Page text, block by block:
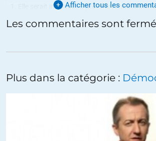
1. Elle serait inefficace à prévenir
en France, puisque ça serait plus risqués pour
3. Elle permettrait au gouvernement d’interdire
n’importe quelle personne partie en voyage
susceptible d’avoir un lien avec le Djihad, genre
journaliste partit enquêter sur place, et qu’on
voir revenir écrire en France ce qu’il a vu
Afficher tous les
Les commentaires sont
Plus dans la catégorie :